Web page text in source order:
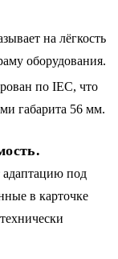
на лёгкость
оборудования.
по IEC, что
габарита 56 мм.
адаптацию под
в карточке